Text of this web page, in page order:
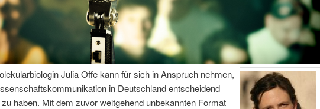
Julia Offe kann für sich in Anspruch nehmen,
in Deutschland entscheidend
haben. Mit dem zuvor weitgehend unbekannten Format